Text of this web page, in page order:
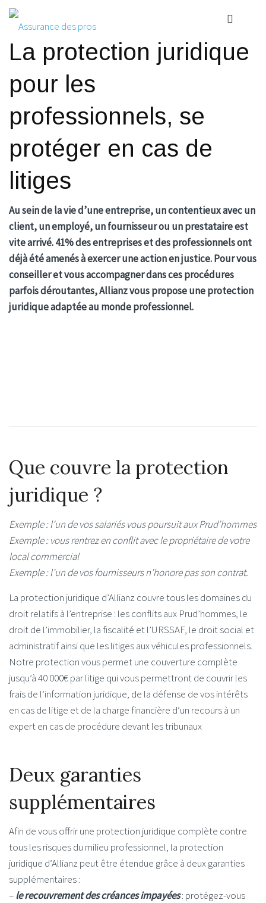
La protection juridique
pour les
professionnels, se
protéger en cas de
litiges
Au sein de la vie d’une entreprise, un contentieux avec un
client, un employé, un fournisseur ou un prestataire est
vite arrivé. 41% des entreprises et des professionnels ont
déjà été amenés à exercer une action en justice. Pour vous
conseiller et vous accompagner dans ces procédures
parfois déroutantes, Allianz vous propose une protection
juridique adaptée au monde professionnel.
Que couvre la protection
juridique ?
Exemple : l’un de vos salariés vous poursuit aux Prud’hommes
Exemple : vous rentrez en conflit avec le propriétaire de votre
local commercial
Exemple : l’un de vos fournisseurs n’honore pas son contrat.
La protection juridique d’Allianz couvre tous les domaines du
droit relatifs à l’entreprise : les conflits aux Prud’hommes, le
droit de l’immobilier, la fiscalité et l’URSSAF, le droit social et
administratif ainsi que les litiges aux véhicules professionnels.
Notre protection vous permet une couverture complète
jusqu’à 40 000€ par litige qui vous permettront de couvrir les
frais de l’information juridique, de la défense de vos intérêts
en cas de litige et de la charge financière d’un recours à un
expert en cas de procédure devant les tribunaux
Deux garanties
supplémentaires
Afin de vous offrir une protection juridique complète contre
tous les risques du milieu professionnel, la protection
juridique d’Allianz peut être étendue grâce à deux garanties
supplémentaires :
–le recouvrement des créances impayées: protégez-vous